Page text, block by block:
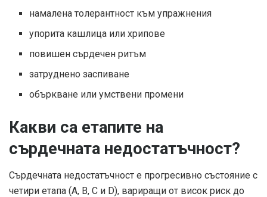
намалена толерантност към упражнения
упорита кашлица или хрипове
повишен сърдечен ритъм
затруднено заспиване
объркване или умствени промени
Какви са етапите на
сърдечната недостатъчност?
Сърдечната недостатъчност е прогресивно състояние с
четири етапа (A, B, C и D), вариращи от висок риск до